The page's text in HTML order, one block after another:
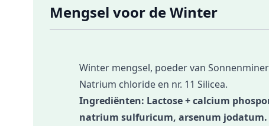
Mengsel voor de Winter
Winter mengsel, poeder van
Natrium chloride en nr. 11 Silicea.
Ingrediënten: Lactose + calcium
natrium sulfuricum, arsenum jodatum.